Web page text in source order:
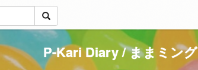
P-Kari Diary / ままミング